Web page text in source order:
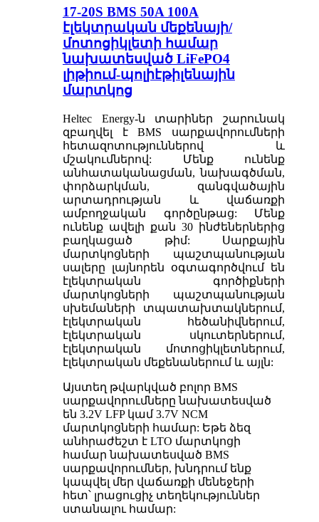
17-20S BMS 50A 100A
էլեկտրական մեքենայի/
մոտոցիկլետի համար
նախատեսված LiFePO4
լիթիում-պոլիէթիլենային
մարտկոց
Heltec Energy-ն տարիներ շարունակ
զբաղվել է BMS սարքավորումների
հետազոտություններով և
մշակումներով: Մենք ունենք
անհատականացման, նախագծման,
փորձարկման, զանգվածային
արտադրության և վաճառքի
ամբողջական գործընթաց: Մենք
ունենք ավելի քան 30 ինժեներներից
բաղկացած թիմ: Սարքային
մարտկոցների պաշտպանության
սալերը լայնորեն օգտագործվում են
էլեկտրական գործիքների
մարտկոցների պաշտպանության
սխեմաների տպատախտակներում,
էլեկտրական հեծանիվներում,
էլեկտրական սկուտերներում,
էլեկտրական մոտոցիկլետներում,
էլեկտրական մեքենաներում և այլն:
Այստեղ թվարկված բոլոր BMS
սարքավորումները նախատեսված
են 3.2V LFP կամ 3.7V NCM
մարտկոցների համար: Եթե ձեզ
անհրաժեշտ է LTO մարտկոցի
համար նախատեսված BMS
սարքավորումներ, խնդրում ենք
կապվել մեր վաճառքի մենեջերի
հետ՝ լրացուցիչ տեղեկություններ
ստանալու համար: